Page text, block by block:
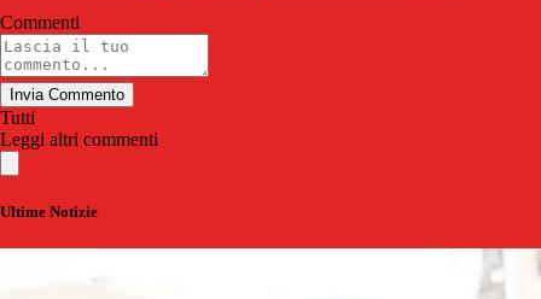
Commenti
Invia Commento
Tutti
Leggi altri commenti
Ultime Notizie